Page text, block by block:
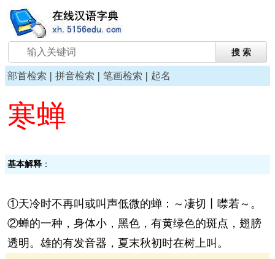
部首检索 | 拼音检索 | 笔画检索 | 起名
寒蝉
基本解释 ：
①天冷时不再叫或叫声低微的蝉：～凄切丨噤若～。
②蝉的一种，身体小，黑色，有黄绿色的斑点，翅膀
透明。雄的有发音器，夏末秋初时在树上叫。